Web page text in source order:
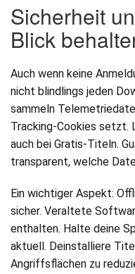
Sicherheit
Blick
Auch wenn keine
nicht blindlings jeden
sammeln
Tracking-Cookies setzt.
auch bei Gratis-Titeln.
transparent, welche
Ein wichtiger Aspekt:
sicher. Veraltete
enthalten. Halte deine
aktuell. Deinstalliere
Angriffsflächen zu